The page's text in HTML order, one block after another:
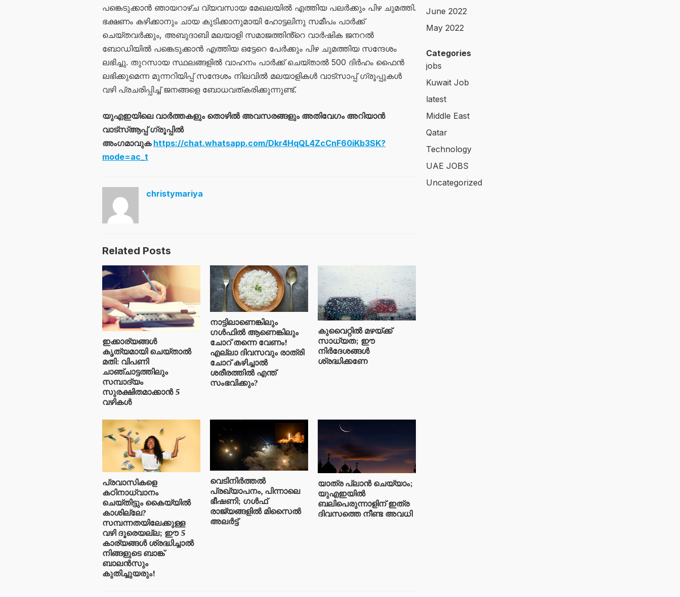
പങ്കെടുക്കാൻ ഞായറാഴ്ച വ്യവസായ മേഖലയിൽ എത്തിയ പലർക്കും പിഴ ചുമത്തി.
ഭക്ഷണം കഴിക്കാനും ചായ കുടിക്കാനുമായി ഹോട്ടലിനു സമീപം പാർക്ക്
ചെയ്തവർക്കും, അബുദാബി മലയാളി സമാജത്തിൻ്റെ വാർഷിക ജനറൽ
ബോഡിയിൽ പങ്കെടുക്കാൻ എത്തിയ ഒട്ടേറെ പേർക്കും പിഴ ചുമത്തിയ സന്ദേശം
ലഭിച്ചു. തുറസായ സ്ഥലങ്ങളിൽ വാഹനം പാർക്ക് ചെയ്താൽ 500 ദിർഹം ഫൈൻ
ലഭിക്കുമെന്ന മുന്നറിയിപ്പ് സന്ദേശം നിലവിൽ മലയാളികൾ വാട്സാപ്പ് ഗ്രൂപ്പുകൾ
വഴി പ്രചരിപ്പിച്ച് ജനങ്ങളെ ബോധവത്കരിക്കുന്നുണ്ട്.
യുഎഇയിലെ വാർത്തകളും തൊഴിൽ അവസരങ്ങളും അതിവേഗം അറിയാൻ
വാട്സ്ആപ്പ് ഗ്രൂപ്പിൽ
അംഗമാവുക https://chat.whatsapp.com/Dkr4HqQL4ZcCnF60iKb3SK?
mode=ac_t
christymariya
Related Posts
ഇക്കാര്യങ്ങൾ
കൃത്യമായി ചെയ്താൽ
മതി: വിപണി
ചാഞ്ചാട്ടത്തിലും
സമ്പാദ്യം
സുരക്ഷിതമാക്കാൻ 5
വഴികൾ
നാട്ടിലാണെങ്കിലും ​
ഗൾഫിൽ ആണെങ്കിലും
ചോറ് തന്നെ വേണം!
എല്ലാ ദിവസവും രാത്രി
ചോറ് കഴിച്ചാൽ
ശരീരത്തിൽ എന്ത്
സംഭവിക്കും?
കുവൈറ്റിൽ മഴയ്ക്ക്
സാധ്യത; ഈ
നിർദേശങ്ങൾ
ശ്രദ്ധിക്കണേ
പ്രവാസികളെ
കഠിനാധ്വാനം
ചെയ്തിട്ടും കൈയ്യിൽ
കാശില്ലേ?
സമ്പന്നതയിലേക്കുള്ള
വഴി ദൂരെയല്ല; ഈ 5
കാര്യങ്ങൾ ശ്രദ്ധിച്ചാൽ
നിങ്ങളുടെ ബാങ്ക്
ബാലൻസും
കുതിച്ചുയരും!
വെടിനിർത്തൽ
പ്രഖ്യാപനം, പിന്നാലെ
ഭീഷണി; ഗൾഫ്
രാജ്യങ്ങളിൽ മിസൈൽ
അലർട്ട്
യാത്ര പ്ലാൻ ചെയ്യാം;
യുഎഇയിൽ
ബലിപെരുന്നാളിന് ഇത്ര
ദിവസത്തെ നീണ്ട അവധി
June 2022
May 2022
Categories
jobs
Kuwait Job
latest
Middle East
Qatar
Technology
UAE JOBS
Uncategorized